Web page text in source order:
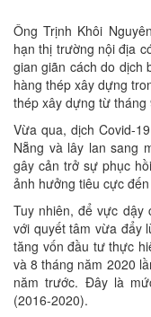
Ông Trịnh Khôi
hạn thị trường nội địa
gian giãn cách do dịch
hàng thép xây dựng
thép xây dựng từ tháng
Vừa qua, dịch Covid-
Nẵng và lây lan sang
gây cản trở sự phục
ảnh hưởng tiêu cực
Tuy nhiên, để vực dậy
với quyết tâm vừa đẩy
tăng vốn đầu tư thực
và 8 tháng năm 2020
năm trước. Đây là
(2016-2020).